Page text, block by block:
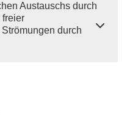
Austauschs durch
freier
durch